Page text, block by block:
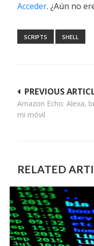
Acceder. ¿Aún no
SCRIPTS SHELL
Navegación
de
PREVIOUS
Amazon Echo: Alexa,
mi móvil
RELATED